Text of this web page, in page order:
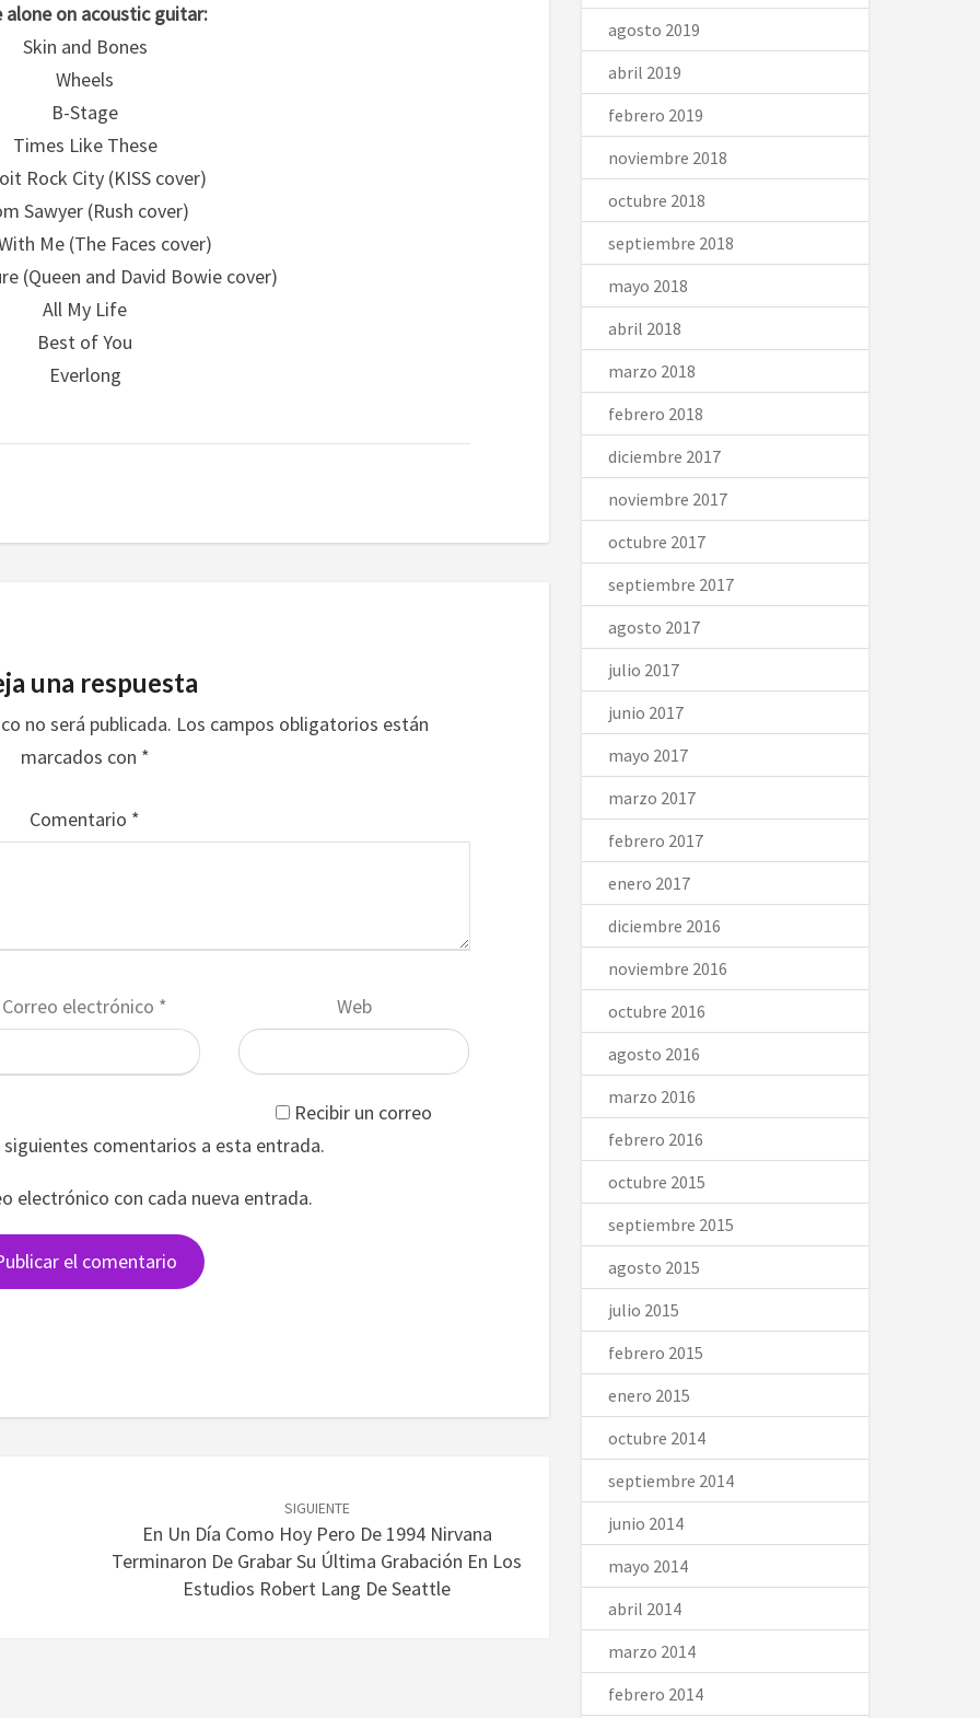
alone on acoustic guitar:
Skin and Bones
Wheels
B-Stage
Times Like These
Rock City (KISS cover)
Sawyer (Rush cover)
Me (The Faces cover)
(Queen and David Bowie cover)
All My Life
Best of You
Everlong
una respuesta
no será publicada. Los campos obligatorios están
marcados con *
Comentario *
Correo electrónico * Web
Recibir un correo
comentarios a esta entrada.
electrónico con cada nueva entrada.
SIGUIENTE
En Un Día Como Hoy Pero De 1994 Nirvana
Terminaron De Grabar Su Última Grabación En Los
Estudios Robert Lang De Seattle
agosto 2019
abril 2019
febrero 2019
noviembre 2018
octubre 2018
septiembre 2018
mayo 2018
abril 2018
marzo 2018
febrero 2018
diciembre 2017
noviembre 2017
octubre 2017
septiembre 2017
agosto 2017
julio 2017
junio 2017
mayo 2017
marzo 2017
febrero 2017
enero 2017
diciembre 2016
noviembre 2016
octubre 2016
agosto 2016
marzo 2016
febrero 2016
octubre 2015
septiembre 2015
agosto 2015
julio 2015
febrero 2015
enero 2015
octubre 2014
septiembre 2014
junio 2014
mayo 2014
abril 2014
marzo 2014
febrero 2014